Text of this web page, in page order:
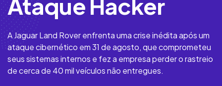
Ataque Hacker
A Jaguar Land Rover enfrenta uma crise inédita após um
ataque cibernético em 31 de agosto, que comprometeu
seus sistemas internos e fez a empresa perder o rastreio
de cerca de 40 mil veículos não entregues.